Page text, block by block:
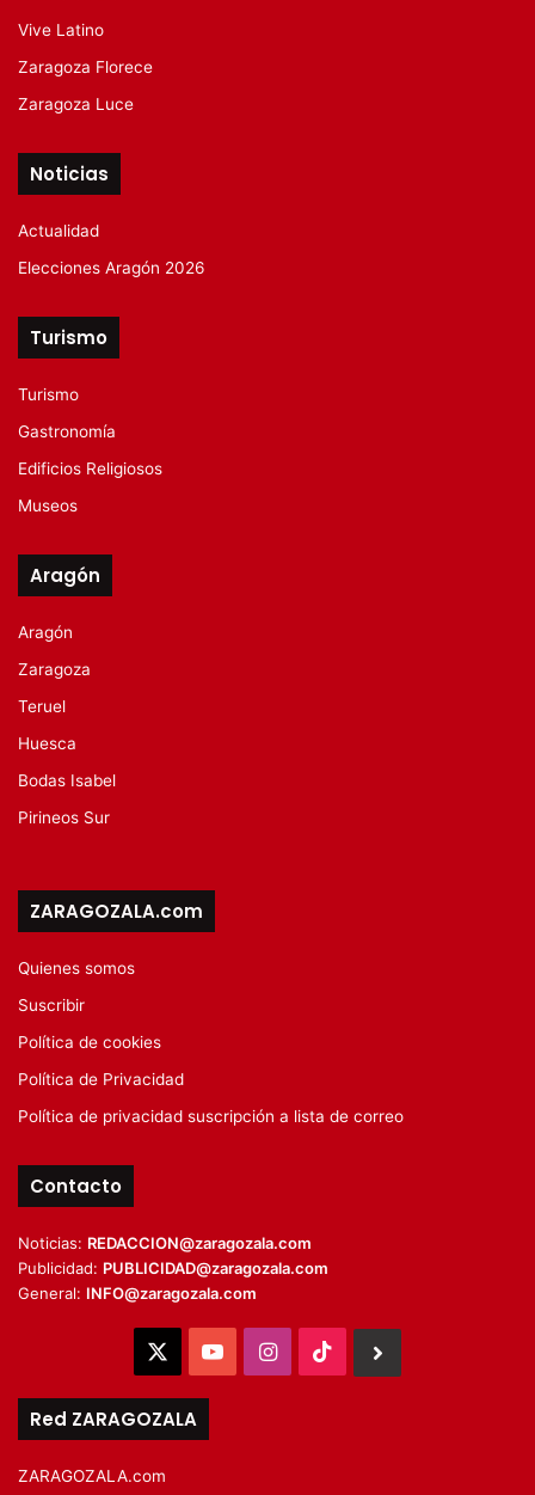
Vive Latino
Zaragoza Florece
Zaragoza Luce
Noticias
Actualidad
Elecciones Aragón 2026
Turismo
Turismo
Gastronomía
Edificios Religiosos
Museos
Aragón
Aragón
Zaragoza
Teruel
Huesca
Bodas Isabel
Pirineos Sur
ZARAGOZALA.com
Quienes somos
Suscribir
Política de cookies
Política de Privacidad
Política de privacidad suscripción a lista de correo
Contacto
Noticias: REDACCION@zaragozala.com
Publicidad: PUBLICIDAD@zaragozala.com
General: INFO@zaragozala.com
YouTubeInstagram
TikTok
Red ZARAGOZALA
ZARAGOZALA.com